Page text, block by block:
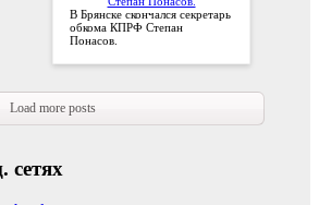
В Брянске скончался секретарь
обкома КПРФ Степан
Понасов.
Load more posts
сетях